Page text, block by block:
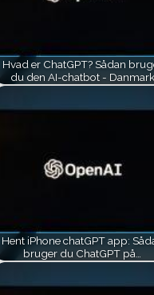
Hvad er ChatGPT? Sådan
du den AI-chatbot - Danmark
Hent iPhone chatGPT app:
bruger du ChatGPT på…